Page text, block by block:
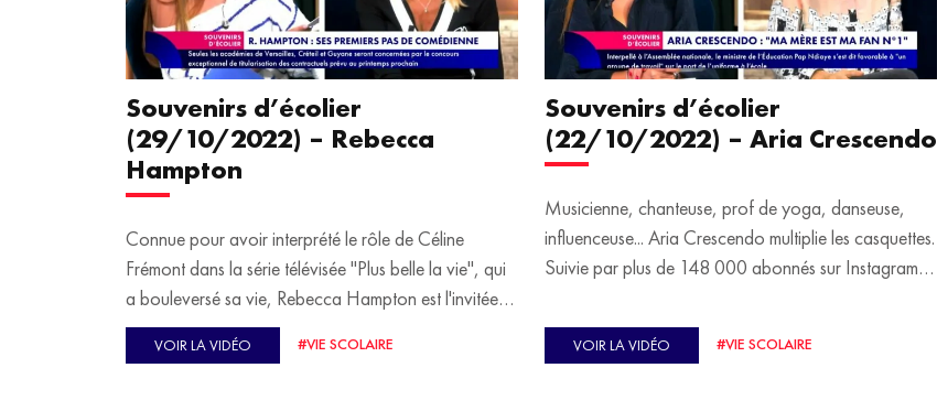
Souvenirs d’écolier
(29/10/2022) – Rebecca
Hampton
Connue pour avoir interprété le rôle de Céline
Frémont dans la série télévisée "Plus belle la vie", qui
a bouleversé sa vie, Rebecca Hampton est l'invitée
de Malika Ménard sur le plateau de "Souvenirs
d'écolier". Élève "studieuse", "timide" et "craintive",
VOIR LA VIDÉO #VIE SCOLAIRE
Souvenirs d’écolier
(22/10/2022) – Aria Crescendo
Musicienne, chanteuse, prof de yoga, danseuse,
influenceuse... Aria Crescendo multiplie les casquettes.
Suivie par plus de 148 000 abonnés sur Instagram,
renforcer le corps et l'esprit grâce au Yoga Warrior,
un yoga dynamique et cardio. Sur le plateau de
VOIR LA VIDÉO #VIE SCOLAIRE